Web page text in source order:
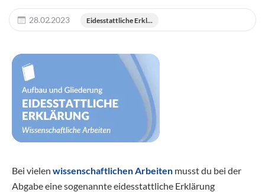
28.02.2023 Eidesstattliche Erkl...
Bei vielen wissenschaftlichen Arbeiten musst du bei der
Abgabe eine sogenannte eidesstattliche Erklärung